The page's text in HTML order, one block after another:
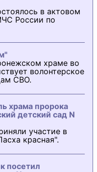
в актовом
России по
храме во
волонтерское
СВО.
храма пророка
детский сад N
участие в
красная".
посетил